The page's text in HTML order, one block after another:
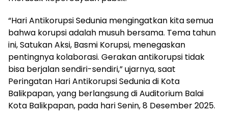
“Hari Antikorupsi Sedunia mengingatkan kita semua
bahwa korupsi adalah musuh bersama. Tema tahun
ini, Satukan Aksi, Basmi Korupsi, menegaskan
pentingnya kolaborasi. Gerakan antikorupsi tidak
bisa berjalan sendiri-sendiri,” ujarnya, saat
Peringatan Hari Antikorupsi Sedunia di Kota
Balikpapan, yang berlangsung di Auditorium Balai
Kota Balikpapan, pada hari Senin, 8 Desember 2025.